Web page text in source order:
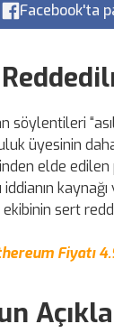
Facebook'ta
söylentileri
üyesinin
elde edilen
iddianın
ekibinin sert
Fiyatı